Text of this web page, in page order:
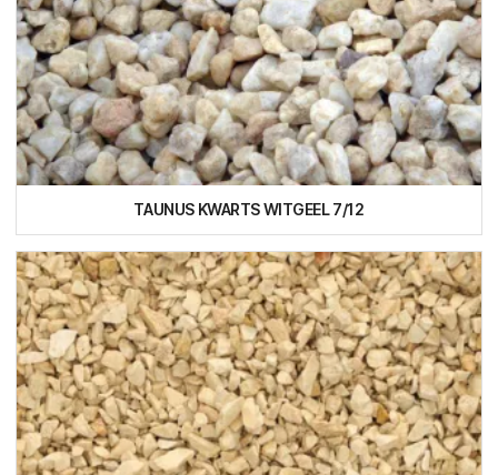
TAUNUS KWARTS WITGEEL 7/12